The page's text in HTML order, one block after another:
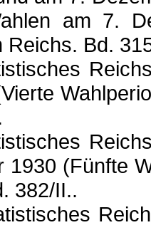
am 7.
Reichs. Bd.
1930 (Fünfte
382/II..